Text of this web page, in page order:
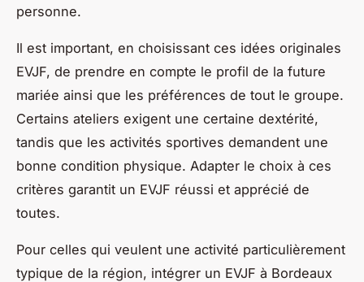
personne.
Il est important, en choisissant ces idées originales
EVJF, de prendre en compte le profil de la future
mariée ainsi que les préférences de tout le groupe.
Certains ateliers exigent une certaine dextérité,
tandis que les activités sportives demandent une
bonne condition physique. Adapter le choix à ces
critères garantit un EVJF réussi et apprécié de
toutes.
Pour celles qui veulent une activité particulièrement
typique de la région, intégrer un EVJF à Bordeaux